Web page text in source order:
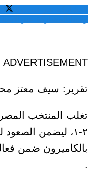
ADVERTISEMENT
تقرير: سيف معتز
تغلب المنتخب
٢-١، ليضمن
.